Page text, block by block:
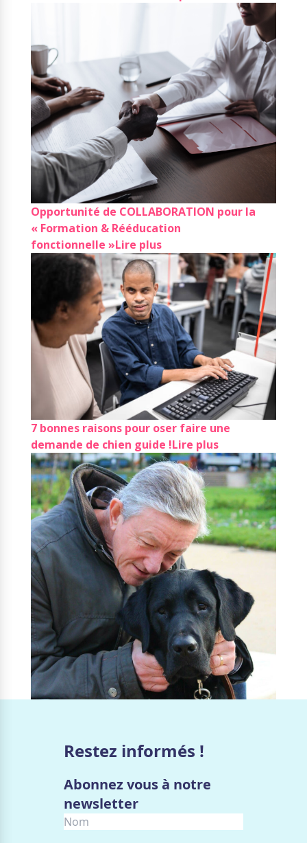
Opportunité de COLLABORATION pour la
« Formation & Rééducation
fonctionnelle »Lire plus
7 bonnes raisons pour oser faire une
demande de chien guide !Lire plus
Restez informés !
Abonnez vous à notre
newsletter